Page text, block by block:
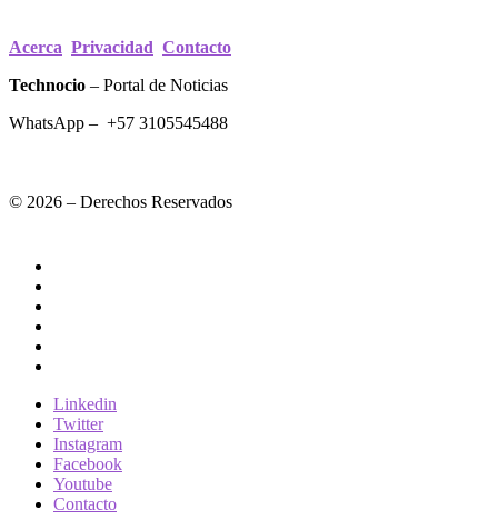
Acerca Privacidad Contacto
Technocio – Portal de Noticias
WhatsApp – +57 3105545488
© 2026 – Derechos Reservados
Linkedin
Twitter
Instagram
Facebook
Youtube
Contacto